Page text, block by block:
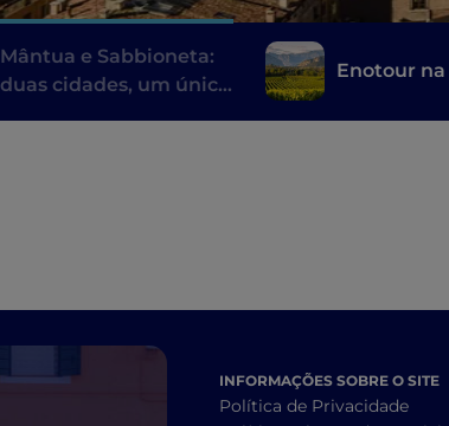
Mântua e Sabbioneta:
duas cidades, um único
Enotour
INFORMAÇÕES SOBRE O SITE
Política de Privacidade